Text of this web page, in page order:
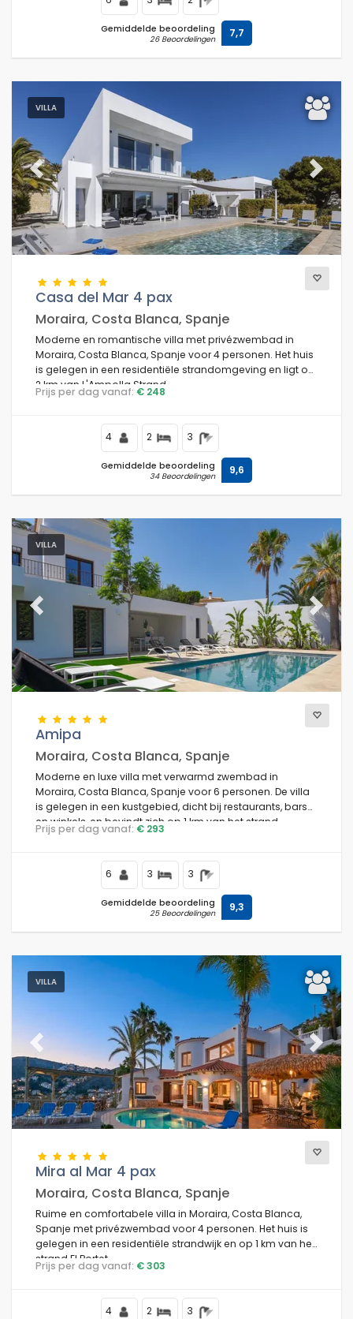
Gemiddelde beoordeling
26 Beoordelingen 7,7
VILLA
Previous Next
Casa del Mar 4 pax
Moraira, Costa Blanca, Spanje
Moderne en romantische villa met privézwembad in
Moraira, Costa Blanca, Spanje voor 4 personen. Het huis
is gelegen in een residentiële strandomgeving en ligt op
2 km van L'Ampolla Strand.
Prijs per dag vanaf: € 248
4 2 3
Gemiddelde beoordeling
34 Beoordelingen 9,6
VILLA
Previous Next
Amipa
Moraira, Costa Blanca, Spanje
Moderne en luxe villa met verwarmd zwembad in
Moraira, Costa Blanca, Spanje voor 6 personen. De villa
is gelegen in een kustgebied, dicht bij restaurants, bars
en winkels, en bevindt zich op 1 km van het strand.
Prijs per dag vanaf: € 293
6 3 3
Gemiddelde beoordeling
25 Beoordelingen 9,3
VILLA
Previous Next
Mira al Mar 4 pax
Moraira, Costa Blanca, Spanje
Ruime en comfortabele villa in Moraira, Costa Blanca,
Spanje met privézwembad voor 4 personen. Het huis is
gelegen in een residentiële strandwijk en op 1 km van het
strand El Portet.
Prijs per dag vanaf: € 303
4 2 3